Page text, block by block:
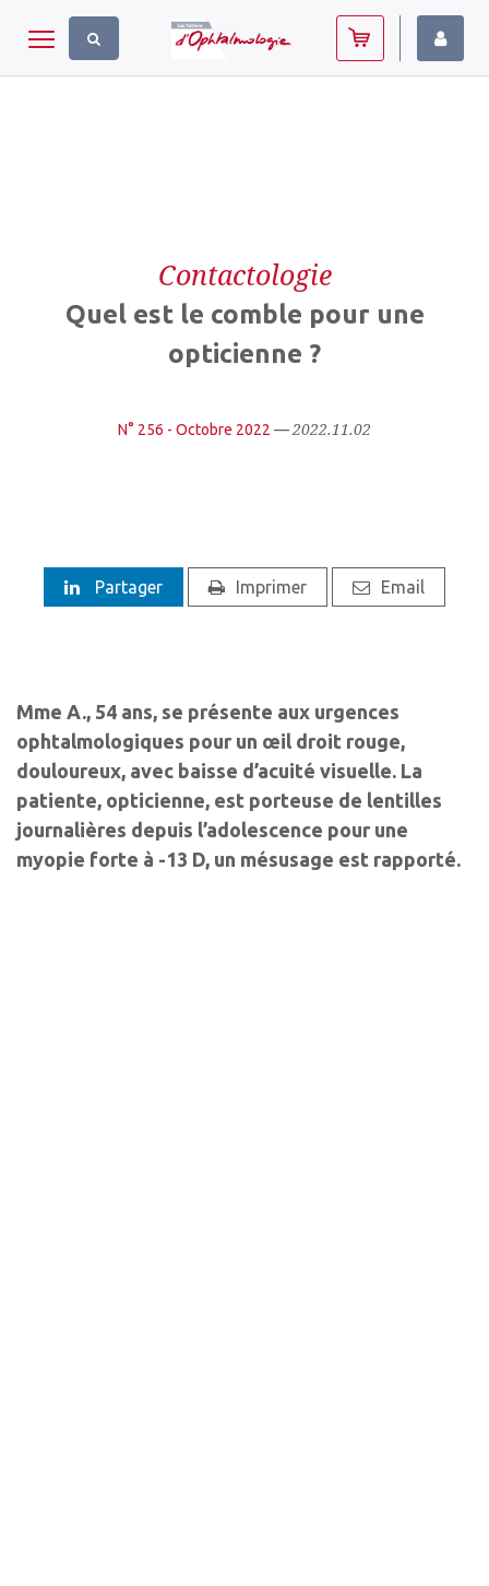
Toggle navigation
Contactologie
Quel est le comble pour une
opticienne ?
N° 256 - Octobre 2022 —2022.11.02
Partager Imprimer Email
Mme A., 54 ans, se présente aux urgences
ophtalmologiques pour un œil droit rouge,
douloureux, avec baisse d’acuité visuelle. La
patiente, opticienne, est porteuse de lentilles
journalières depuis l’adolescence pour une
myopie forte à -13 D, un mésusage est rapporté.
Panneau de gestion des cookies